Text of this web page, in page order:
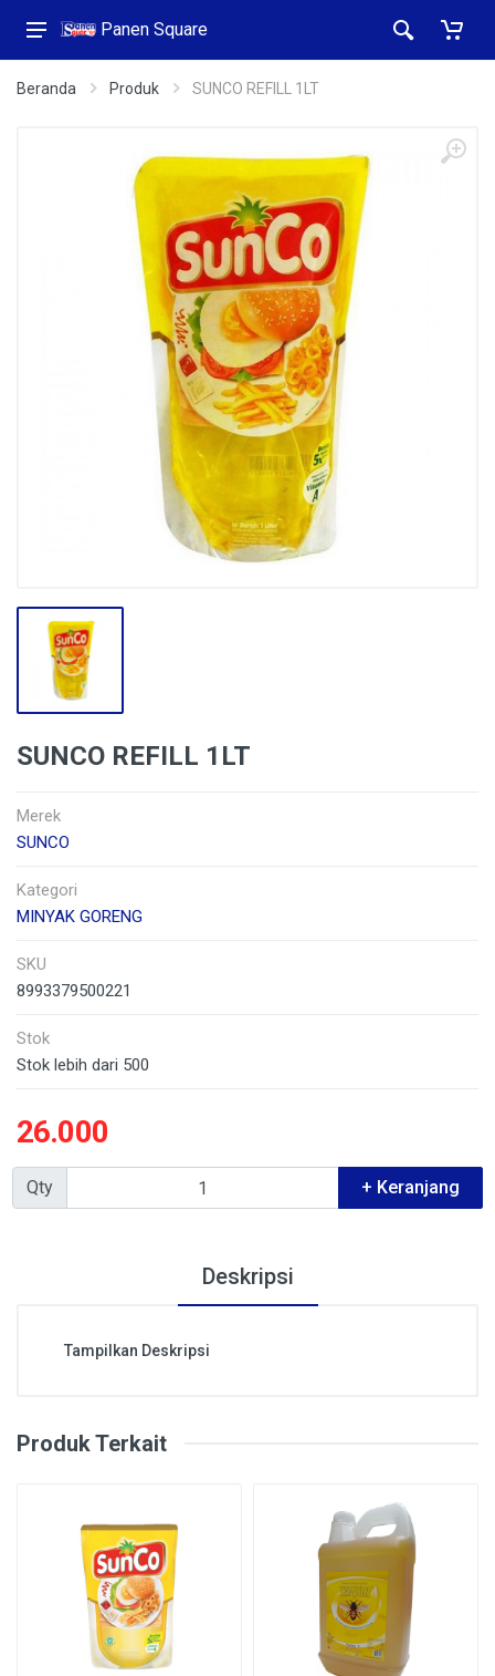
Panen Square
Beranda Produk SUNCO REFILL 1LT
SUNCO REFILL 1LT
Merek
SUNCO
Kategori
MINYAK GORENG
SKU
8993379500221
Stok
Stok lebih dari 500
26.000
Qty + Keranjang
Deskripsi
Tampilkan Deskripsi
Produk Terkait